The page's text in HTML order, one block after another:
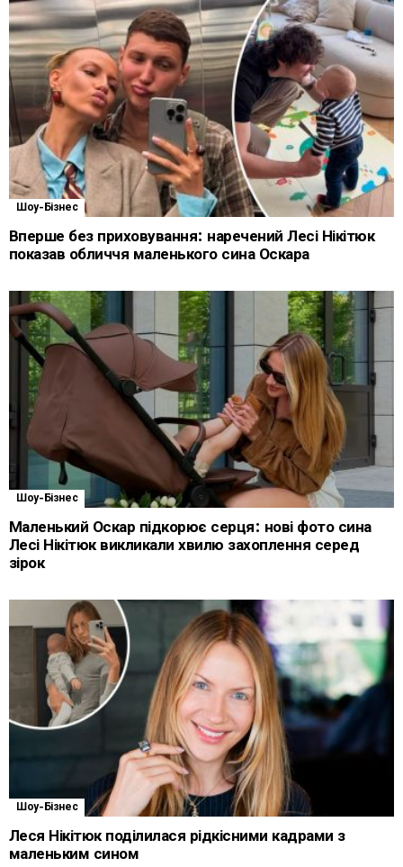
Шоу-Бізнес
Вперше без приховування: наречений Лесі Нікітюк
показав обличчя маленького сина Оскара
Шоу-Бізнес
Маленький Оскар підкорює серця: нові фото сина
Лесі Нікітюк викликали хвилю захоплення серед
зірок
Шоу-Бізнес
Леся Нікітюк поділилася рідкісними кадрами з
маленьким сином